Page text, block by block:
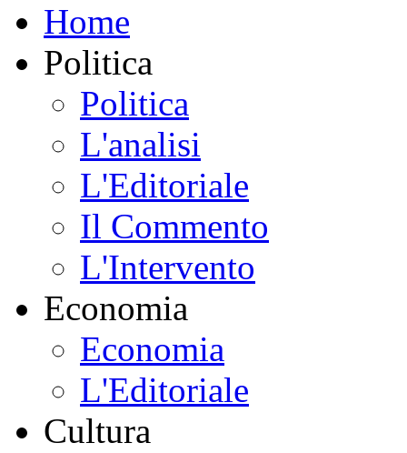
Home
Politica
Politica
L'analisi
L'Editoriale
Il Commento
L'Intervento
Economia
Economia
L'Editoriale
Cultura